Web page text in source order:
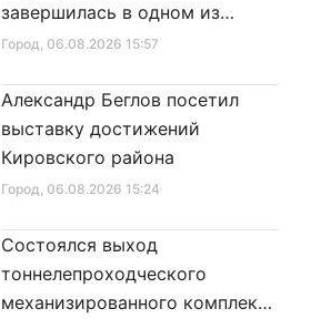
Александр Беглов подписал
Город, 06.08.2026 15:57
завершилась в одном из
районов города
Город, 06.08.2026 15:24
Александр Беглов посетил
выставку достижений
Кировского района
Состоялся выход
тоннелепроходческого
механизированного комплекса